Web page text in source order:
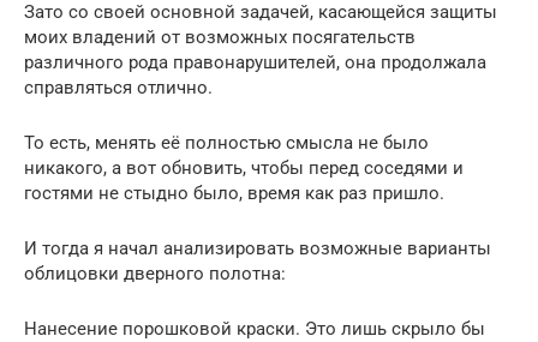
Зато со своей основной задачей, касающейся защиты
моих владений от возможных посягательств
различного рода правонарушителей, она продолжала
справляться отлично.
То есть, менять её полностью смысла не было
никакого, а вот обновить, чтобы перед соседями и
гостями не стыдно было, время как раз пришло.
И тогда я начал анализировать возможные варианты
облицовки дверного полотна:
Нанесение порошковой краски. Это лишь скрыло бы